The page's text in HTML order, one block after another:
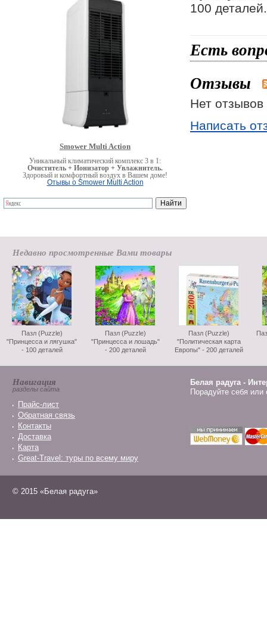
Smower Multi Action
Уникальный климатический комплекс 3 в 1:
Очиститель + Ионизатор + Увлажнитель.
Здоровый и комфортный воздух в Вашем доме!
Отывы о Smower Multi Action
100
Есть
Отзывы
Нет отзывов
Написать
Недавно просмотренные Вами товары
Пазл (Puzzle)
"Принцесса и лягушка"
- 100 деталей
Пазл (Puzzle)
"Принцесса и лошадь"
- 200 деталей
Пазл (Puzzle)
"Политическая карта
Европы" - 200 деталей
Навигация
разделы сайта
Прайс-лист
Обратная связь
Контакты
Доставка
Карта
Great-Travel: туры по всему миру
Белая радуга -
Порадуйте себя
© 2015 «Белая радуга»